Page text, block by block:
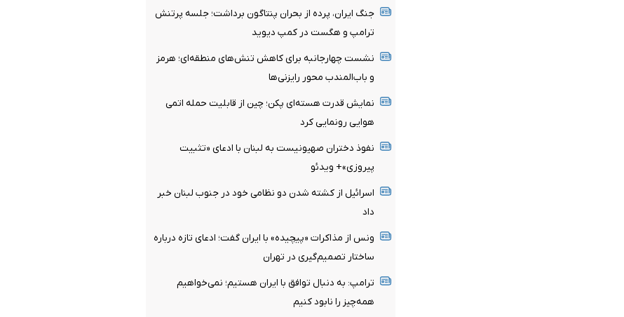
جنگ ایران، پرده از بحران پنتاگون برداشت؛ جلسه پرتنش
ترامپ و هگست در کمپ دیوید
نشست چهارجانبه برای کاهش تنش‌های منطقه‌ای؛ هرمز
و باب‌المندب محور رایزنی‌ها
نمایش قدرت هسته‌ای پکن؛ چین از قابلیت حمله اتمی
هوایی رونمایی کرد
نفوذ دختران صهیونیست به لبنان با ادعای «تثبیت
پیروزی»+ ویدئو
اسرائیل از کشته شدن دو نظامی خود در جنوب لبنان خبر
داد
ونس از مذاکرات «پیچیده» با ایران گفت؛ ادعای تازه درباره
ساختار تصمیم‌گیری در تهران
ترامپ: به دنبال توافق با ایران هستیم؛ نمی‌خواهیم
همه‌چیز را نابود کنیم